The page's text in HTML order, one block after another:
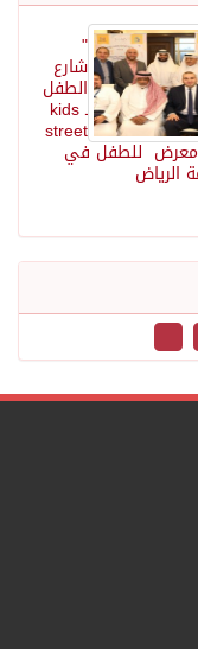
"
شارع
الطفل
ـ kids
street
للطفل في
الرياض